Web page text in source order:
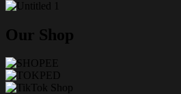
Our Shop